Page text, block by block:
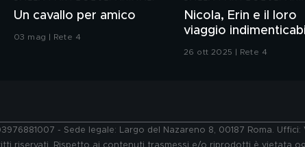
Un cavallo per amico
03 mag | Rete 4
Nicola, Erin e il loro
viaggio
26 ott 2025 | Rete 4
- Sede legale: Largo del Nazareno 8, 00187 Roma.